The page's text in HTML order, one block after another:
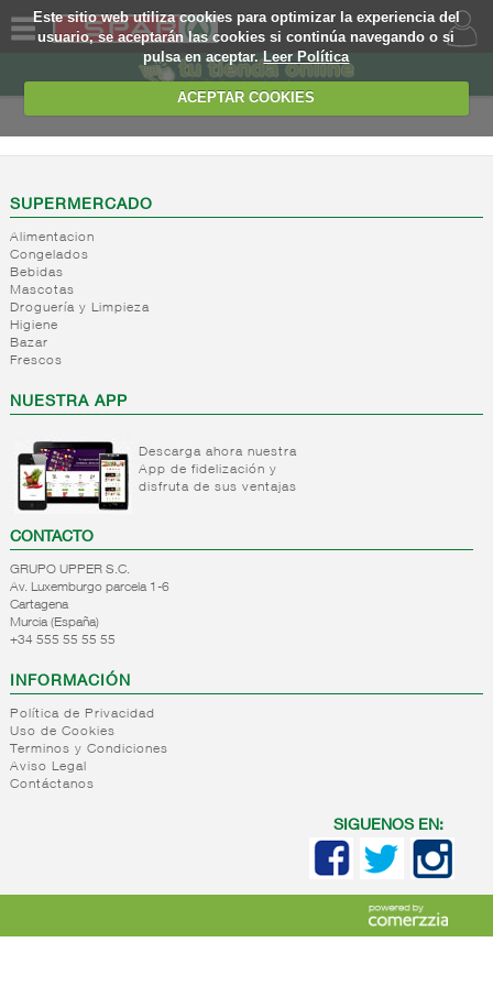
Este sitio web utiliza cookies para optimizar la experiencia del
usuario, se aceptarán las cookies si continúa navegando o si
pulsa en aceptar.Leer Política
ACEPTAR COOKIES
SOMOS
WEB
EJEMPLO
SUPERMERCADO
Alimentacion
Congelados
Bebidas
Mascotas
Droguería y Limpieza
Higiene
Bazar
Frescos
NUESTRA APP
Descarga ahora nuestra
App de fidelización y
disfruta de sus ventajas
CONTACTO
GRUPO UPPER S.C.
Av. Luxemburgo parcela 1-6
Cartagena
Murcia (España)
+34 555 55 55 55
INFORMACIÓN
Política de Privacidad
Uso de Cookies
Terminos y Condiciones
Aviso Legal
Contáctanos
SIGUENOS EN: